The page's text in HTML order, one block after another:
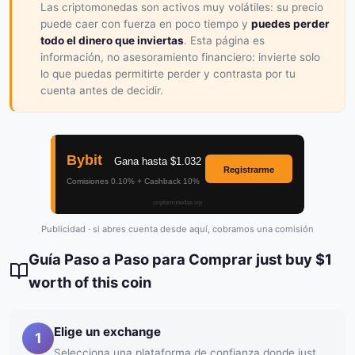
Las criptomonedas son activos muy volátiles: su precio
puede caer con fuerza en poco tiempo y puedes perder
todo el dinero que inviertas. Esta página es
información, no asesoramiento financiero: invierte solo
lo que puedas permitirte perder y contrasta por tu
cuenta antes de decidir.
Publicidad · si abres cuenta desde aquí, cobramos una comisión
Guía Paso a Paso para Comprar just buy $1
worth of this coin
1 Elige un exchange